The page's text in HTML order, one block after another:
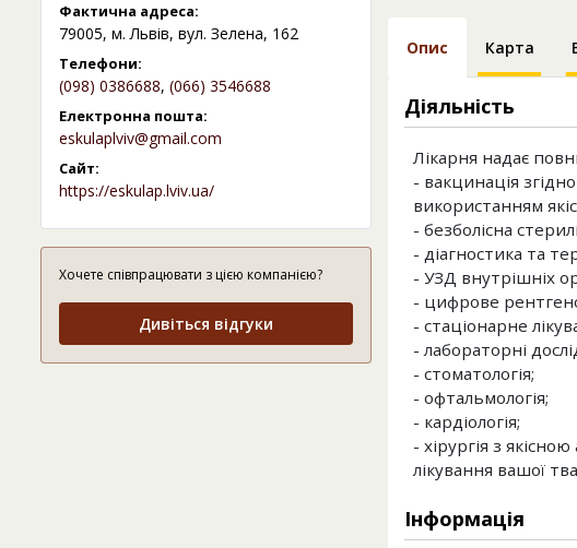
Фактична адреса:
79005, м. Львів, вул. Зелена, 162
Телефони:
(098) 0386688, (066) 3546688
Електронна пошта:
eskulaplviv@gmail.com
Сайт:
https://eskulap.lviv.ua/
Хочете співпрацювати з цією компанією?
Дивіться відгуки
Опис Карта
Діяльність
Лікарня надає
- вакцинація
використанням
- безболісна
- діагностика та
- УЗД внутрішніх
- цифрове
- стаціонарне
- лабораторні
- стоматологія;
- офтальмологія;
- кардіологія;
- хірургія з
лікування вашої
Інформація